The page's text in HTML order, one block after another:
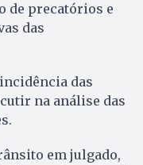
de precatórios e
das
das
na análise das
em julgado,